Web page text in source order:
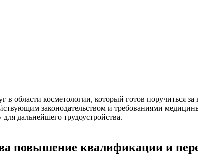
косметологии, который готов поручиться
законодательством и требованиями
дальнейшего трудоустройства.
повышение квалификации и